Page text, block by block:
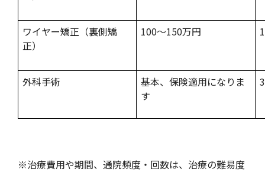
ワイヤー矯正（裏側矯
正）
100～150万円
外科手術
基本、保険適用になりま
す
※治療費用や期間、通院頻度・回数は、治療の難易度